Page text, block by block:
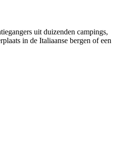
uit duizenden campings,
in de Italiaanse bergen of een